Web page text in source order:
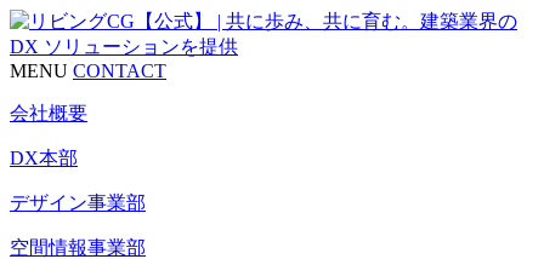
MENU CONTACT
会社概要
DX本部
デザイン事業部
空間情報事業部